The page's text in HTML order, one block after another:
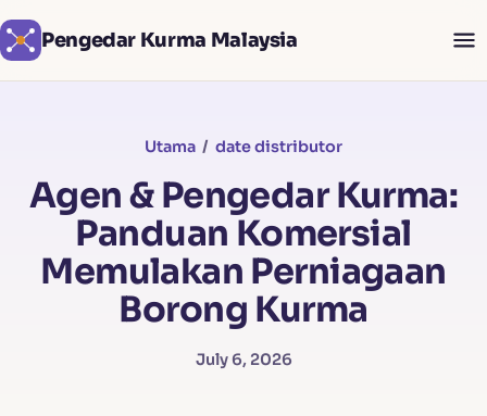
Pengedar Kurma Malaysia
Utama / date distributor
Agen & Pengedar Kurma:
Panduan Komersial
Memulakan Perniagaan
Borong Kurma
July 6, 2026